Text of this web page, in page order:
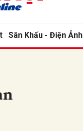
Sân Khấu - Điện Ảnh